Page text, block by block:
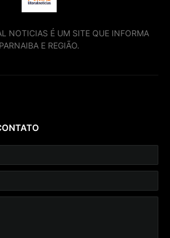
NOTICIAS É UM SITE QUE INFORMA
PARNAIBA E REGIÃO.